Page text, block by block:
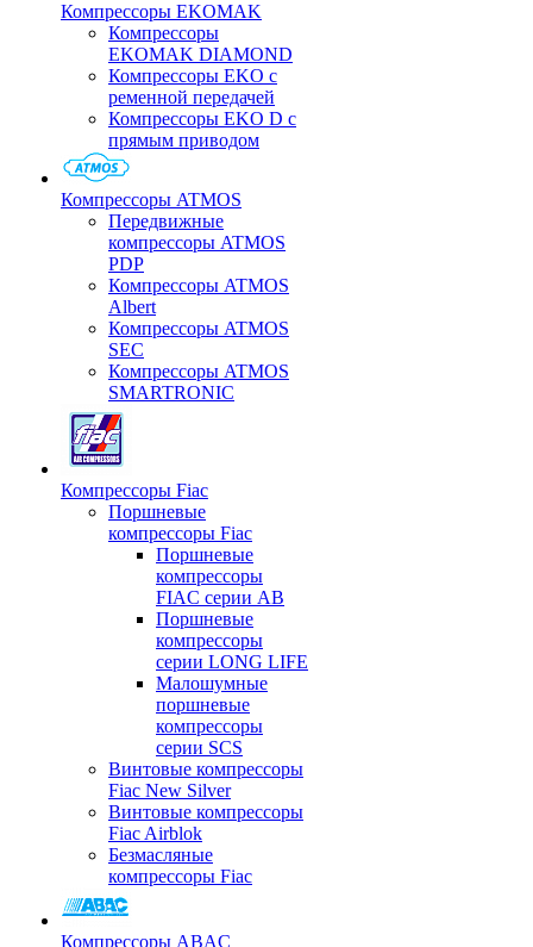
Компрессоры EKOMAK
Компрессоры
EKOMAK DIAMOND
Компрессоры EKO c
ременной передачей
Компрессоры EKO D с
прямым приводом
Компрессоры ATMOS
Передвижные
компрессоры ATMOS
PDP
Компрессоры ATMOS
Albert
Компрессоры ATMOS
SEC
Компрессоры ATMOS
SMARTRONIC
Компрессоры Fiac
Поршневые
компрессоры Fiac
Поршневые
компрессоры
FIAC серии AB
Поршневые
компрессоры
серии LONG LIFE
Малошумные
поршневые
компрессоры
серии SCS
Винтовые компрессоры
Fiac New Silver
Винтовые компрессоры
Fiac Airblok
Безмасляные
компрессоры Fiac
Компрессоры ABAC